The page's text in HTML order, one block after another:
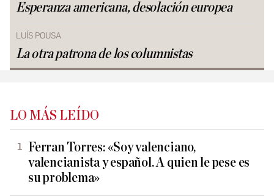
Esperanza americana, desolación europea
LUÍS POUSA
La otra patrona de los columnistas
LO MÁS LEÍDO
Ferran Torres: «Soy valenciano,
valencianista y español. A quien le pese es
su problema»